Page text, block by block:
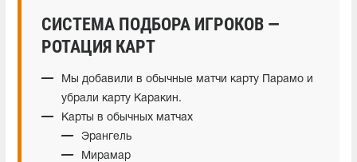
СИСТЕМА ПОДБОРА ИГРОКОВ —
РОТАЦИЯ КАРТ
Мы добавили в обычные матчи карту Парамо и
убрали карту Каракин.
Карты в обычных матчах
Эрангель
Мирамар